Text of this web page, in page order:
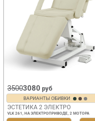
35003080 руб
ВАРИАНТЫ ОБИВКИ
ЭСТЕТИКА 2 ЭЛЕКТРО
VLK 261, НА ЭЛЕКТРОПРИВОДЕ, 2 МОТОРА